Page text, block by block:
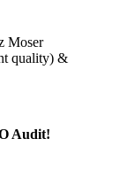
Moser
quality) &
Audit!